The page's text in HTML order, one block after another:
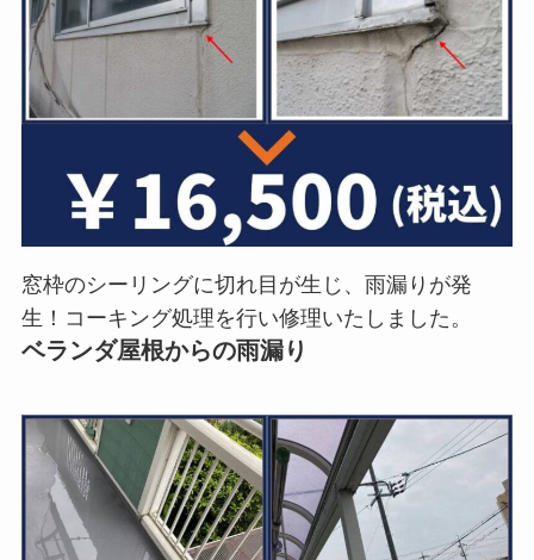
窓枠のシーリングに切れ目が生じ、雨漏りが発
生！コーキング処理を行い修理いたしました。
ベランダ屋根からの雨漏り